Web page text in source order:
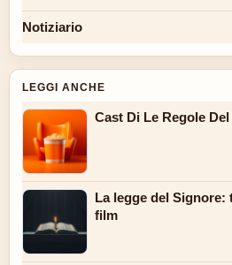
Notiziario
LEGGI ANCHE
Cast Di Le Regole
La legge del Signore:
film